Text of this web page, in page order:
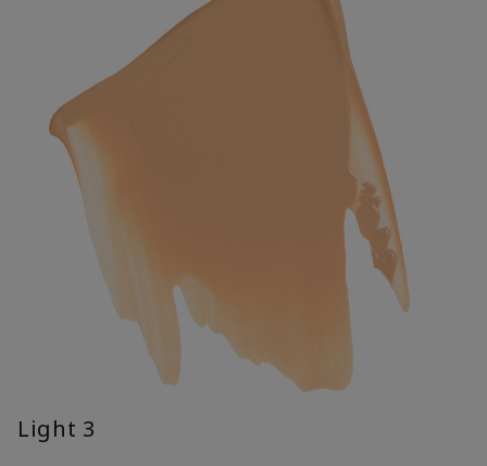
Light 3